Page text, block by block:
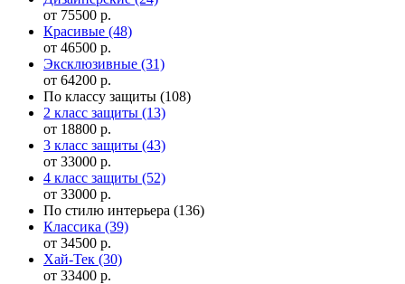
от 75500 р.
Красивые (48)
от 46500 р.
Эксклюзивные (31)
от 64200 р.
По классу защиты (108)
2 класс защиты (13)
от 18800 р.
3 класс защиты (43)
от 33000 р.
4 класс защиты (52)
от 33000 р.
По стилю интерьера (136)
Классика (39)
от 34500 р.
Хай-Тек (30)
от 33400 р.